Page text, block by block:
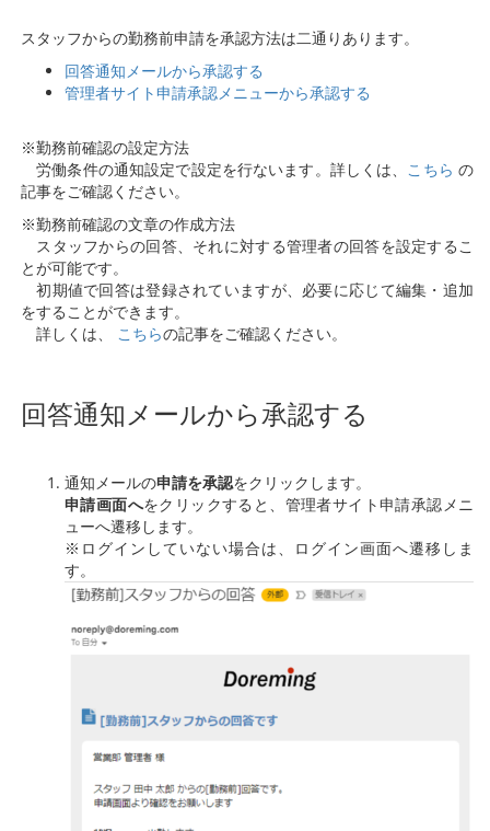
スタッフからの勤務前申請を承認方法は二通りあります。
回答通知メールから承認する
管理者サイト申請承認メニューから承認する
※勤務前確認の設定方法
労働条件の通知設定で設定を行ないます。 詳しくは、 こちら の
記事をご確認ください。
※勤務前確認の文章の作成方法
スタッフからの回答、それに対する管理者の回答を設定するこ
とが可能です。
初期値で回答は登録されていますが、必要に応じて編集・追加
をすることができます。
詳しくは、
こちらの記事をご確認ください。
回答通知メールから承認する
通知メールの申請を承認をクリックします。
申請画面へをクリックすると、管理者サイト申請承認メニ
ューへ遷移します。
※ログインしていない場合は、ログイン画面へ遷移しま
す。